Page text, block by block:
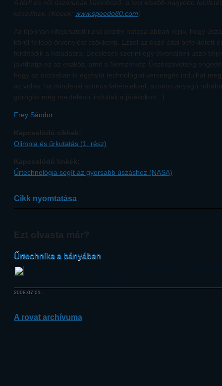
A férfi és női úszóruhák különböző, a test kisebb-nagyobb
készülnek. (Képek: www.speedo80.com)
Az újonnan kifejlesztett ruha pozitív hatása abban rejlik, hogy
körül fellépő örvénylést csökkenti. Ezzel az úszó által befektetett
fordítódik a haladásra. Becslések szerint egy élvonalbeli úszó
javíthatja ez az eszköz, amit a Nemzetközi Úszószövetség
hogy az úszásban is egyfajta technológiai versengés indulhat
az volna, ha mindenki azonos feltételekkel, azonos anyagú
görögök még meztelenül indultak a játékokon...)
Frey Sándor
Kapcsolódó cikkek:
Olimpia és űrkutatás (1. rész)
Kapcsolódó linkek:
Űrtechnológia segít az gyorsabb úszáshoz (NASA)
Cikk nyomtatása
Ezt olvasta már?
Űrtechnika a bányában
2008.07.01.
A rovat archívuma